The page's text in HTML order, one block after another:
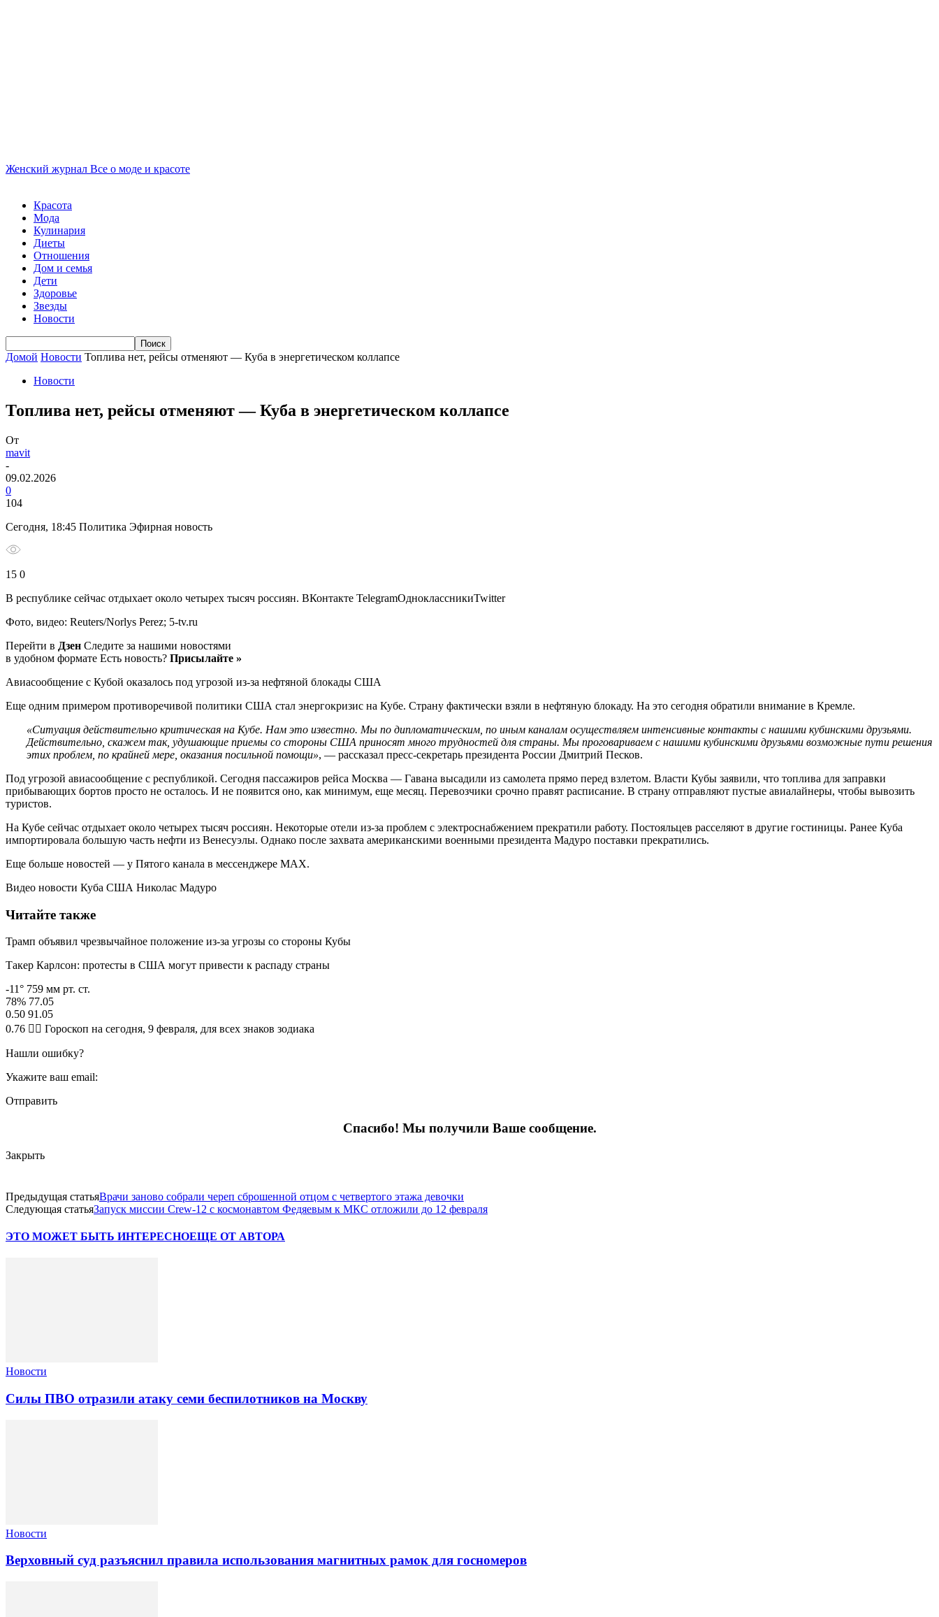
Женский журнал Все о моде и красоте
Красота
Мода
Кулинария
Диеты
Отношения
Дом и семья
Дети
Здоровье
Звезды
Новости
Домой Новости Топлива нет, рейсы отменяют — Куба в энергетическом коллапсе
Новости
Топлива нет, рейсы отменяют — Куба в энергетическом коллапсе
От
mavit
-
09.02.2026
0
104
Сегодня, 18:45 Политика Эфирная новость
15 0
В республике сейчас отдыхает около четырех тысяч россиян. ВКонтакте TelegramОдноклассникиTwitter
Фото, видео: Reuters/Norlys Perez; 5-tv.ru
Перейти в Дзен Следите за нашими новостями
в удобном формате Есть новость? Присылайте »
Авиасообщение с Кубой оказалось под угрозой из-за нефтяной блокады США
Еще одним примером противоречивой политики США стал энергокризис на Кубе. Страну фактически взяли в нефтяную блокаду. На это сегодня обратили внимание в Кремле.
«Ситуация действительно критическая на Кубе. Нам это известно. Мы по дипломатическим, по иным каналам осуществляем интенсивные контакты с нашими кубинскими друзьями.
Действительно, скажем так, удушающие приемы со стороны США приносят много трудностей для страны. Мы проговариваем с нашими кубинскими друзьями возможные пути решения
этих проблем, по крайней мере, оказания посильной помощи», — рассказал пресс-секретарь президента России Дмитрий Песков.
Под угрозой авиасообщение с республикой. Сегодня пассажиров рейса Москва — Гавана высадили из самолета прямо перед взлетом. Власти Кубы заявили, что топлива для заправки
прибывающих бортов просто не осталось. И не появится оно, как минимум, еще месяц. Перевозчики срочно правят расписание. В страну отправляют пустые авиалайнеры, чтобы вывозить
туристов.
На Кубе сейчас отдыхает около четырех тысяч россиян. Некоторые отели из-за проблем с электроснабжением прекратили работу. Постояльцев расселяют в другие гостиницы. Ранее Куба
импортировала большую часть нефти из Венесуэлы. Однако после захвата американскими военными президента Мадуро поставки прекратились.
Еще больше новостей — у Пятого канала в мессенджере MAX.
Видео новости Куба США Николас Мадуро
Читайте также
Трамп объявил чрезвычайное положение из-за угрозы со стороны Кубы
Такер Карлсон: протесты в США могут привести к распаду страны
-11° 759 мм рт. ст.
78% 77.05
0.50 91.05
0.76 🧙‍♀ Гороскоп на сегодня, 9 февраля, для всех знаков зодиака
Нашли ошибку?
Укажите ваш email:
Отправить
Спасибо! Мы получили Ваше сообщение.
Закрыть
Предыдущая статьяВрачи заново собрали череп сброшенной отцом с четвертого этажа девочки
Следующая статьяЗапуск миссии Crew-12 с космонавтом Федяевым к МКС отложили до 12 февраля
ЭТО МОЖЕТ БЫТЬ ИНТЕРЕСНОЕЩЕ ОТ АВТОРА
Новости
Силы ПВО отразили атаку семи беспилотников на Москву
Новости
Верховный суд разъяснил правила использования магнитных рамок для госномеров